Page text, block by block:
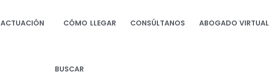
CÓMO LLEGAR CONSÚLTANOS ABOGADO VIRTUAL
BUSCAR